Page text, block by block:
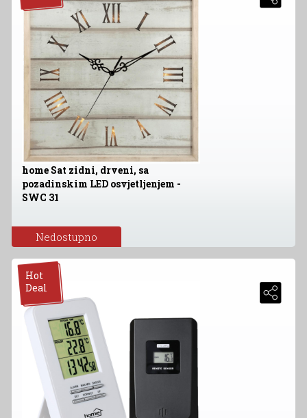
home Sat zidni, drveni, sa
pozadinskim LED osvjetljenjem -
SWC 31
Nedostupno
Hot
Deal